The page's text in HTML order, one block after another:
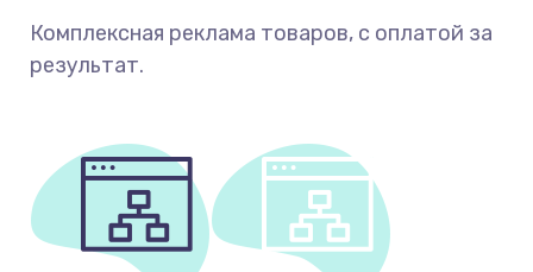
Комплексная реклама товаров, с оплатой за
результат.